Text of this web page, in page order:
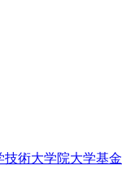
技術大学院大学基金